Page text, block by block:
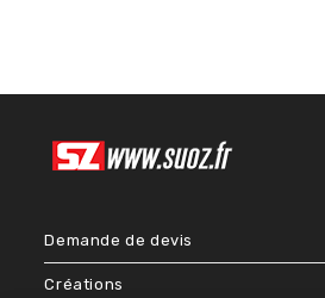
Demande de devis
Créations